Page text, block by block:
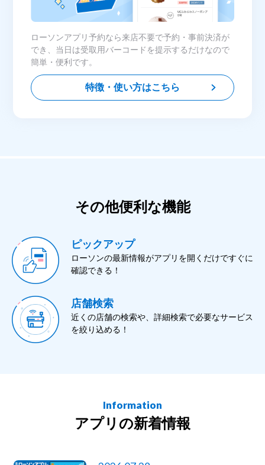
ローソンアプリ予約なら来店不要で予約・事前決済が
でき、当日は受取用バーコードを提示するだけなので
簡単・便利です。
特徴・使い方はこちら
その他便利な機能
ピックアップ
ローソンの最新情報がアプリを開くだけですぐに
確認できる！
店舗検索
近くの店舗の検索や、詳細検索で必要なサービス
を絞り込める！
Information
アプリの新着情報